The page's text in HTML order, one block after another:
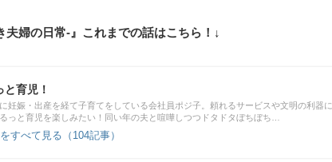
夫婦の日常-』これまでの話はこちら！↓
育児！
妊娠・出産を経て子育てをしている会社員ポジ子。頼れるサービスや文明の利器に
っと育児を楽しみたい！同い年の夫と喧嘩しつつドタドタぼちぼち…
すべて見る（104記事）